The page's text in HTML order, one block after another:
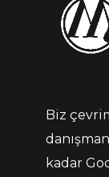
Biz
kadar